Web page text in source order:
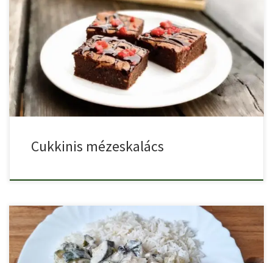
Ez a mézeskalács egy titkos összetevőt tartalmaz – a cukkinit! […]
Cukkinis mézeskalács